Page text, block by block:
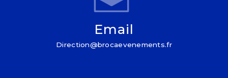
Email
direction@brocaevenements.fr